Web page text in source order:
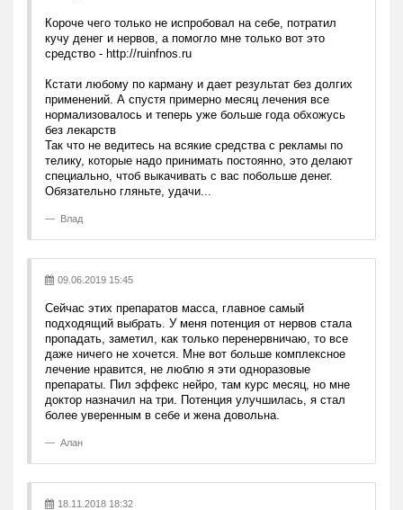
Короче чего только не испробовал на себе, потратил
кучу денег и нервов, а помогло мне только вот это
средство - http://ruinfnos.ru
Кстати любому по карману и дает результат без долгих
применений. А спустя примерно месяц лечения все
нормализовалось и теперь уже больше года обхожусь
без лекарств
Так что не ведитесь на всякие средства с рекламы по
телику, которые надо принимать постоянно, это делают
специально, чтоб выкачивать с вас побольше денег.
Обязательно гляньте, удачи...
Влад
09.06.2019 15:45
Сейчас этих препаратов масса, главное самый
подходящий выбрать. У меня потенция от нервов стала
пропадать, заметил, как только перенервничаю, то все
даже ничего не хочется. Мне вот больше комплексное
лечение нравится, не люблю я эти одноразовые
препараты. Пил эффекс нейро, там курс месяц, но мне
доктор назначил на три. Потенция улучшилась, я стал
более уверенным в себе и жена довольна.
Алан
18.11.2018 18:32